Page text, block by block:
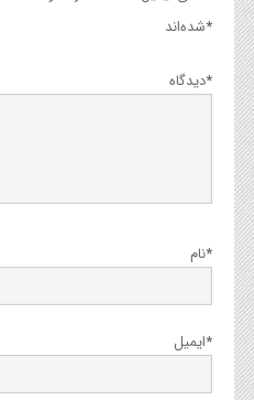
شده‌اند*
دیدگاه*
نام*
ایمیل*